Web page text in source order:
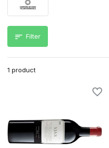
Filter
1 product